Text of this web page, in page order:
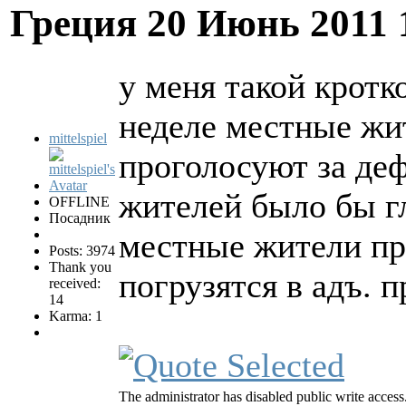
Греция 20 Июнь 2011
mittelspiel
OFFLINE
Посадник
Posts: 3974
Thank you
received:
14
Karma: 1
у меня такой
неделе местные
проголосуют за
жителей было бы
местные жители
погрузятся в адъ.
The administrator has disabled public write